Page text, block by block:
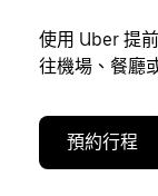
使用 Uber 提
往機場、餐廳
預約行程